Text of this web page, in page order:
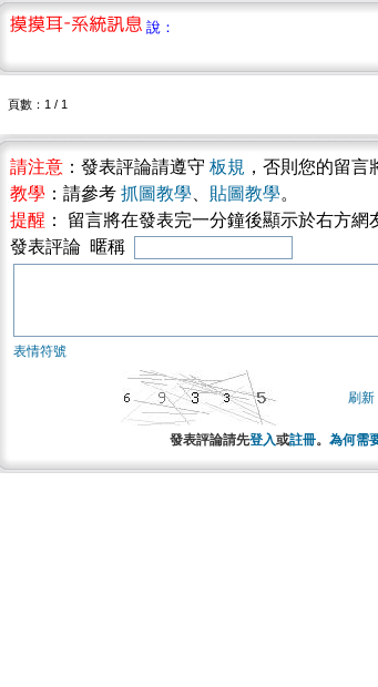
說：
頁數：1 / 1
請注意 ：發表評論請遵守 板規 ，否則您的留言
教學 ：請參考 抓圖教學 貼圖教學。
提醒 ： 留言將在發表完一分鐘後顯示於右方網
發表評論 暱稱
表情符號
刷新
發表評論請先登入或註冊。 為何需